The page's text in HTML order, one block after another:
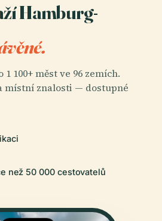
Hamburg-
100+ měst ve 96 zemích.
místní znalosti — dostupné
než 50 000 cestovatelů